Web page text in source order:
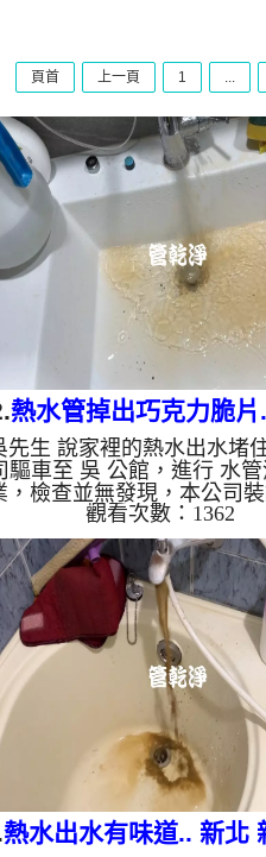
頁首 上一頁 1 ...
熱水管掉出巧克力脆
北寧路 清洗水管
先生 說家裡的熱水出水堵
驅車至 吳 公館，進行 水
，檢查並無發現，本公司
水管清洗機，注入 檸檬酸
了約15分，開啟 水管清洗
旋波 模式，一洗水管就流出
出一塊塊異物，看起來就
片，兩個多小時後，出水
出水量也恢復了。 如是自
老化，會產生鐵鏽跟泥沙
的水就會是咖啡色，地下
錳，管壁上會結成黑色管垢
水會跟石油一樣黑，有些洗
是因為裡面有銅的物質，
銅綠，...
觀看次數：1362
熱水出水有味道.. 新北